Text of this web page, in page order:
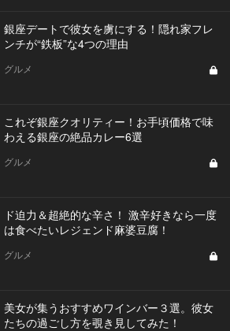
銀座デートで彼女を虜にする！隠れ家フレ
ンチが“鉄板”な4つの理由
グルメ
これぞ銀座クオリティー！お手頃価格で味
わえる銀座の絶品カレー6選
グルメ
ド迫力＆超絶的な辛さ！ 激辛好きなら一度
は食べたいレジェンド麻婆豆腐！
グルメ
美女が集うおすすめワインバー３選。彼女
たちの過ごし方を覗き見してみた！